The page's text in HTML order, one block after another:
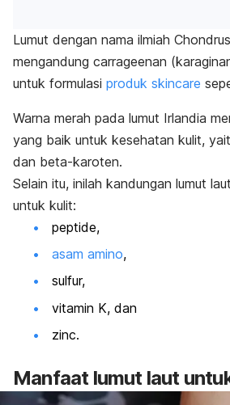
Lumut dengan nama ilmiah
mengandung carrageenan
untuk formulasi produk skincare
Warna merah pada lumut Irlandia
yang baik untuk kesehatan kulit,
dan beta-karoten.
Selain itu, inilah kandungan lumut
untuk kulit:
peptide,
asam amino,
sulfur,
vitamin K, dan
zinc.
Manfaat lumut laut